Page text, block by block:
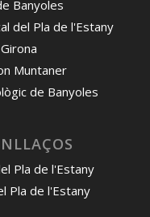
Banyoles
del Pla de l'Estany
Muntaner
de Banyoles
Pla de l'Estany
Pla de l'Estany